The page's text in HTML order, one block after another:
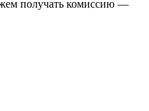
получать комиссию —